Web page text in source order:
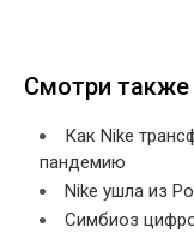
Смотри также
Как Nike
пандемию
Nike ушла из
Симбиоз